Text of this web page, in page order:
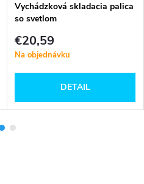
Vychádzková skladacia palica
so svetlom
€20,59
Na objednávku
DETAIL